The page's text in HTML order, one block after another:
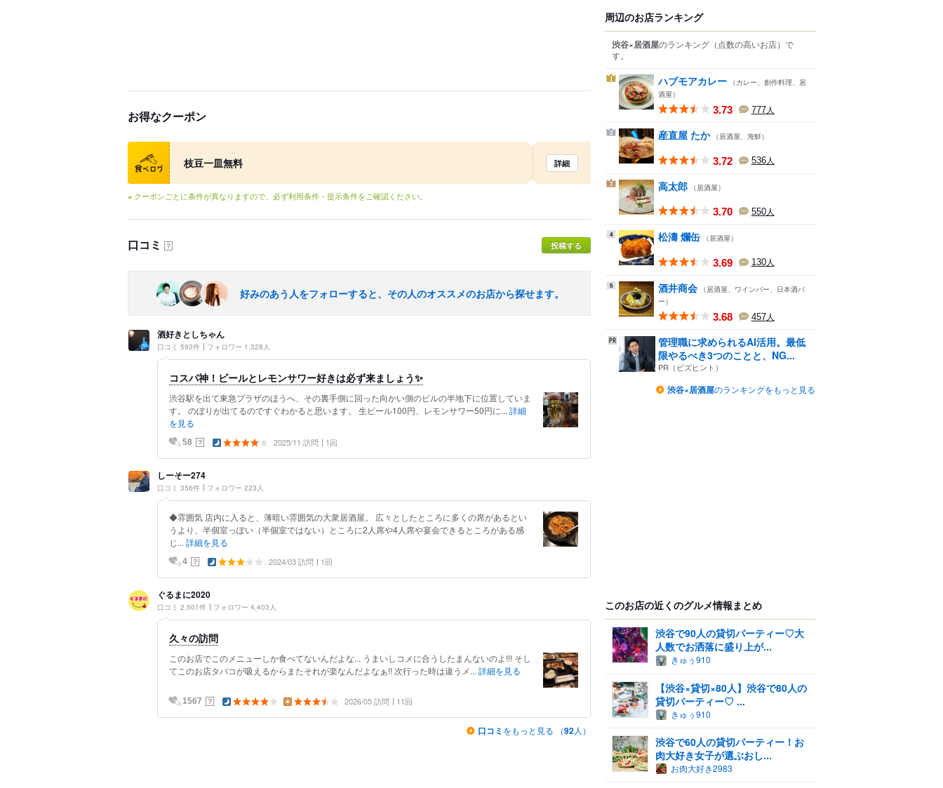
お得なクーポン
クーポン
枝豆一皿無料 詳細
※ クーポンごとに条件が異なりますので、必ず利用条件・提示条件をご確認ください。
口コミ ？ 投稿する
好みのあう人をフォローすると、その人のオススメのお店から探せます。
酒好きとしちゃん
口コミ 593件 フォロワー 1,328人
コスパ神！ビールとレモンサワー好きは必ず来ましょう✨
渋谷駅を出て東急プラザのほうへ、その裏手側に回った向かい側のビルの半地下に位置していま
す。 のぼりが出てるのですぐわかると思います。 生ビール100円、レモンサワー50円に... 詳細
を見る
58 ？ 2025/11 訪問 1回
しーそー274
口コミ 356件 フォロワー 223人
◆雰囲気 店内に入ると、薄暗い雰囲気の大衆居酒屋。 広々としたところに多くの席があるとい
うより、半個室っぽい（半個室ではない）ところに2人席や4人席や宴会できるところがある感
じ... 詳細を見る
4 ？ 2024/03 訪問 1回
ぐるまに2020
口コミ 2,501件 フォロワー 4,403人
久々の訪問
このお店でこのメニューしか食べてないんだよな... うまいしコメに合うしたまんないのよ!!! そし
てこのお店タバコが吸えるからまたそれが楽なんだよなぁ!! 次行った時は違うメ... 詳細を見る
1567 ？ 2026/05 訪問 11回
口コミ をもっと見る （92人）
周辺のお店ランキング
渋谷×居酒屋のランキング （点数の高いお店） で
す。
1 ハブモアカレー （カレー、創作料理、居
酒屋）
3.73 777人
2 産直屋 たか （居酒屋、海鮮）
3.72 536人
3 高太郎 （居酒屋）
3.70 550人
4 松濤 爛缶 （居酒屋）
3.69 130人
5 酒井商会 （居酒屋、ワインバー、日本酒バ
ー）
3.68 457人
管理職に求められるAI活用。最低
限やるべき3つのことと、NG...
PR（ビズヒント）
渋谷×居酒屋のランキングをもっと見る
このお店の近くのグルメ情報まとめ
渋谷で90人の貸切パーティー♡大
人数でお洒落に盛り上が...
きゅぅ910
【渋谷×貸切×80人】渋谷で80人の
貸切パーティー♡ ...
きゅぅ910
渋谷で60人の貸切パーティー！お
肉大好き女子が選ぶおし...
お肉大好き2983